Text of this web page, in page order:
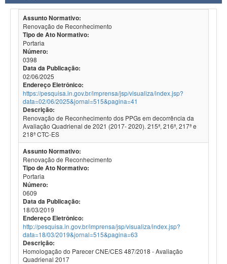
Assunto Normativo:
Renovação de Reconhecimento
Tipo de Ato Normativo:
Portaria
Número:
0398
Data da Publicação:
02/06/2025
Endereço Eletrônico:
https://pesquisa.in.gov.br/imprensa/jsp/visualiza/index.jsp?
data=02/06/2025&jornal=515&pagina=41
Descrição:
Renovação de Reconhecimento dos PPGs em decorrência da
Avaliação Quadrienal de 2021 (2017- 2020). 215ª, 216ª, 217ª e
218ª CTC-ES
Assunto Normativo:
Renovação de Reconhecimento
Tipo de Ato Normativo:
Portaria
Número:
0609
Data da Publicação:
18/03/2019
Endereço Eletrônico:
http://pesquisa.in.gov.br/imprensa/jsp/visualiza/index.jsp?
data=18/03/2019&jornal=515&pagina=63
Descrição:
Homologação do Parecer CNE/CES 487/2018 - Avaliação
Quadrienal 2017